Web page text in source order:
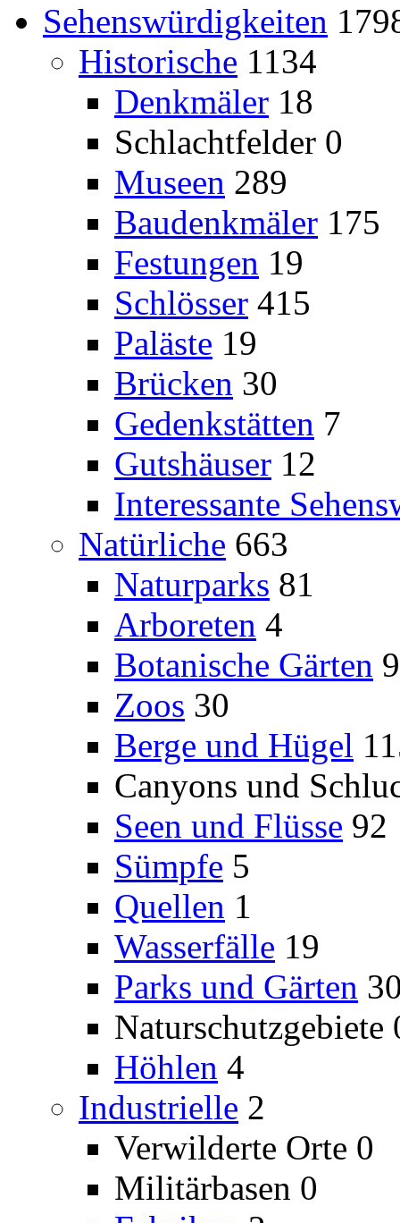
Sehenswürdigkeiten
Historische 1134
Denkmäler 18
Schlachtfelder 0
Museen 289
Baudenkmäler 175
Festungen 19
Schlösser 415
Paläste 19
Brücken 30
Gedenkstätten 7
Gutshäuser 12
Interessante
Natürliche 663
Naturparks 81
Arboreten 4
Botanische Gärten 9
Zoos 30
Berge und Hügel
Canyons und
Seen und Flüsse 92
Sümpfe 5
Quellen 1
Wasserfälle 19
Parks und Gärten
Naturschutzgebiete
Höhlen 4
Industrielle 2
Verwilderte Orte 0
Militärbasen 0